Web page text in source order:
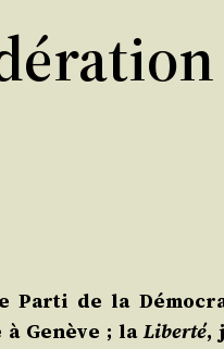
Par­ti de la
à Genève ; laLiber­té,